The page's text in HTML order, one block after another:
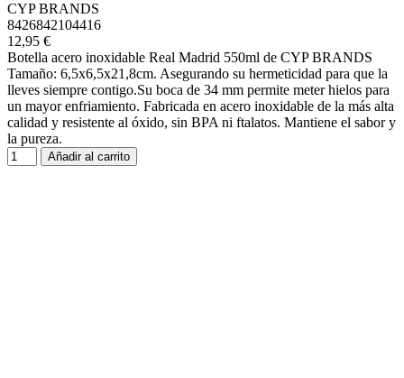
CYP BRANDS
8426842104416
12,95 €
Botella acero inoxidable Real Madrid 550ml de CYP BRANDS
Tamaño: 6,5x6,5x21,8cm. Asegurando su hermeticidad para que la
lleves siempre contigo.Su boca de 34 mm permite meter hielos para
un mayor enfriamiento. Fabricada en acero inoxidable de la más alta
calidad y resistente al óxido, sin BPA ni ftalatos. Mantiene el sabor y
la pureza.
Añadir al carrito